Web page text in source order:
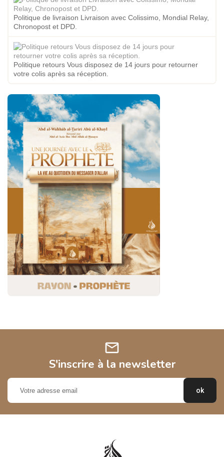
Politique de livraison Livraison avec Colissimo, Mondial Relay,
Chronopost et DPD.
Politique retours Vous disposez de 14 jours pour retourner
votre colis après sa réception.
mail
S'inscrire à la newsletter